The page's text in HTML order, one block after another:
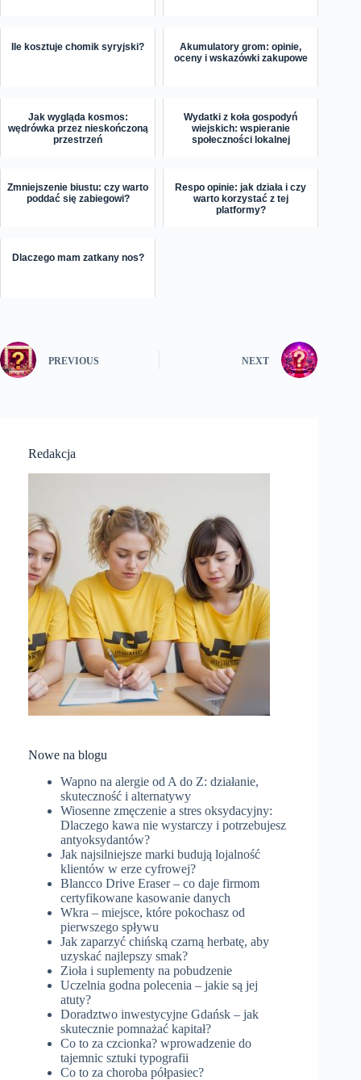
Ile kosztuje chomik syryjski?
Akumulatory grom: opinie,
oceny i wskazówki zakupowe
Jak wygląda kosmos:
wędrówka przez nieskończoną
przestrzeń
Wydatki z koła gospodyń
wiejskich: wspieranie
społeczności lokalnej
Zmniejszenie biustu: czy warto
poddać się zabiegowi?
Respo opinie: jak działa i czy
warto korzystać z tej
platformy?
Dlaczego mam zatkany nos?
PREVIOUS NEXT
Redakcja
Nowe na blogu
Wapno na alergie od A do Z: działanie,
skuteczność i alternatywy
Wiosenne zmęczenie a stres oksydacyjny:
Dlaczego kawa nie wystarczy i potrzebujesz
antyoksydantów?
Jak najsilniejsze marki budują lojalność
klientów w erze cyfrowej?
Blancco Drive Eraser – co daje firmom
certyfikowane kasowanie danych
Wkra – miejsce, które pokochasz od
pierwszego spływu
Jak zaparzyć chińską czarną herbatę, aby
uzyskać najlepszy smak?
Zioła i suplementy na pobudzenie
Uczelnia godna polecenia – jakie są jej
atuty?
Doradztwo inwestycyjne Gdańsk – jak
skutecznie pomnażać kapitał?
Co to za czcionka? wprowadzenie do
tajemnic sztuki typografii
Co to za choroba półpasiec?